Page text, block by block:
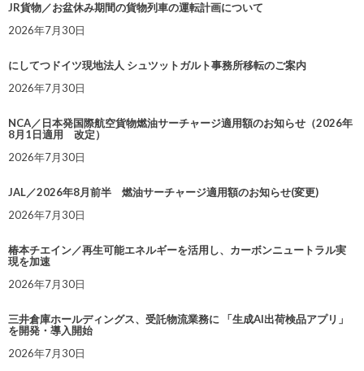
JR貨物／お盆休み期間の貨物列車の運転計画について
2026年7月30日
にしてつドイツ現地法人 シュツットガルト事務所移転のご案内
2026年7月30日
NCA／日本発国際航空貨物燃油サーチャージ適用額のお知らせ（2026年
8月1日適用 改定）
2026年7月30日
JAL／2026年8月前半 燃油サーチャージ適用額のお知らせ(変更)
2026年7月30日
椿本チエイン／再生可能エネルギーを活用し、カーボンニュートラル実
現を加速
2026年7月30日
三井倉庫ホールディングス、受託物流業務に 「生成AI出荷検品アプリ」
を開発・導入開始
2026年7月30日